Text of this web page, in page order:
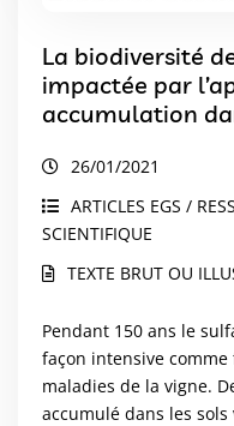
La biodiversité
impactée par
accumulation
scientifiques.
26/01/2021
ARTICLES EGS /
SCIENTIFIQUE
TEXTE BRUT OU
Pendant 150 ans le
façon intensive
maladies de la vigne.
accumulé dans les